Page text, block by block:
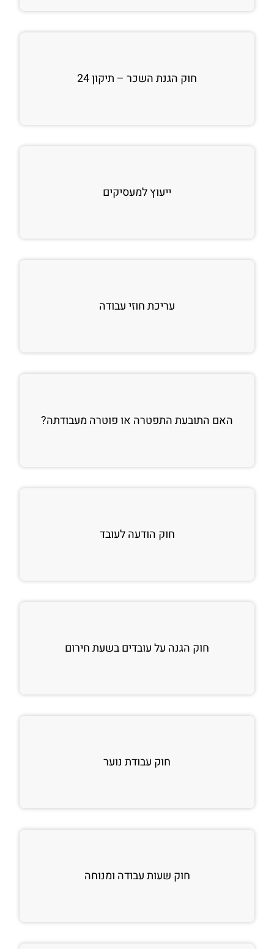
חוק הגנת השכר – תיקון 24
ייעוץ למעסיקים
עריכת חוזי עבודה
האם התובעת התפטרה או פוטרה מעבודתה?
חוק הודעה לעובד
חוק הגנה על עובדים בשעת חירום
חוק עבודת נוער
חוק שעות עבודה ומנוחה